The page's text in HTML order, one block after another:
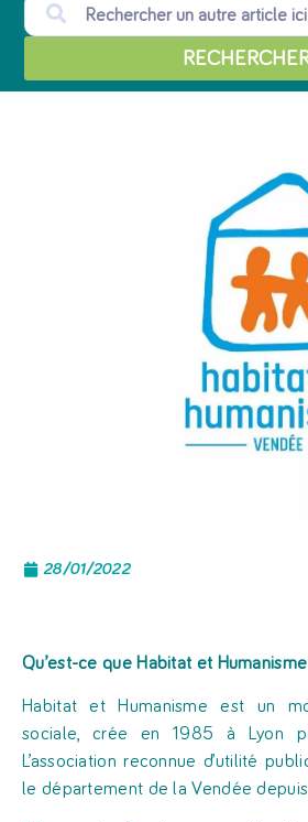
28/01/2022
Qu’est-ce que Habitat et
Habitat et Humanisme est un
sociale, crée en 1985 à Lyon
L’association reconnue d’utilité
le département de la Vendée depuis